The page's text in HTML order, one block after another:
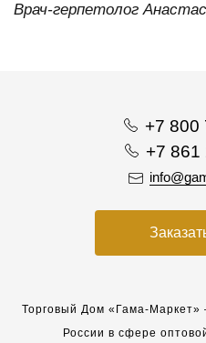
Врач-герпетолог
+7 800
+7 861
Торговый Дом «Гама-Маркет»
России в сфере